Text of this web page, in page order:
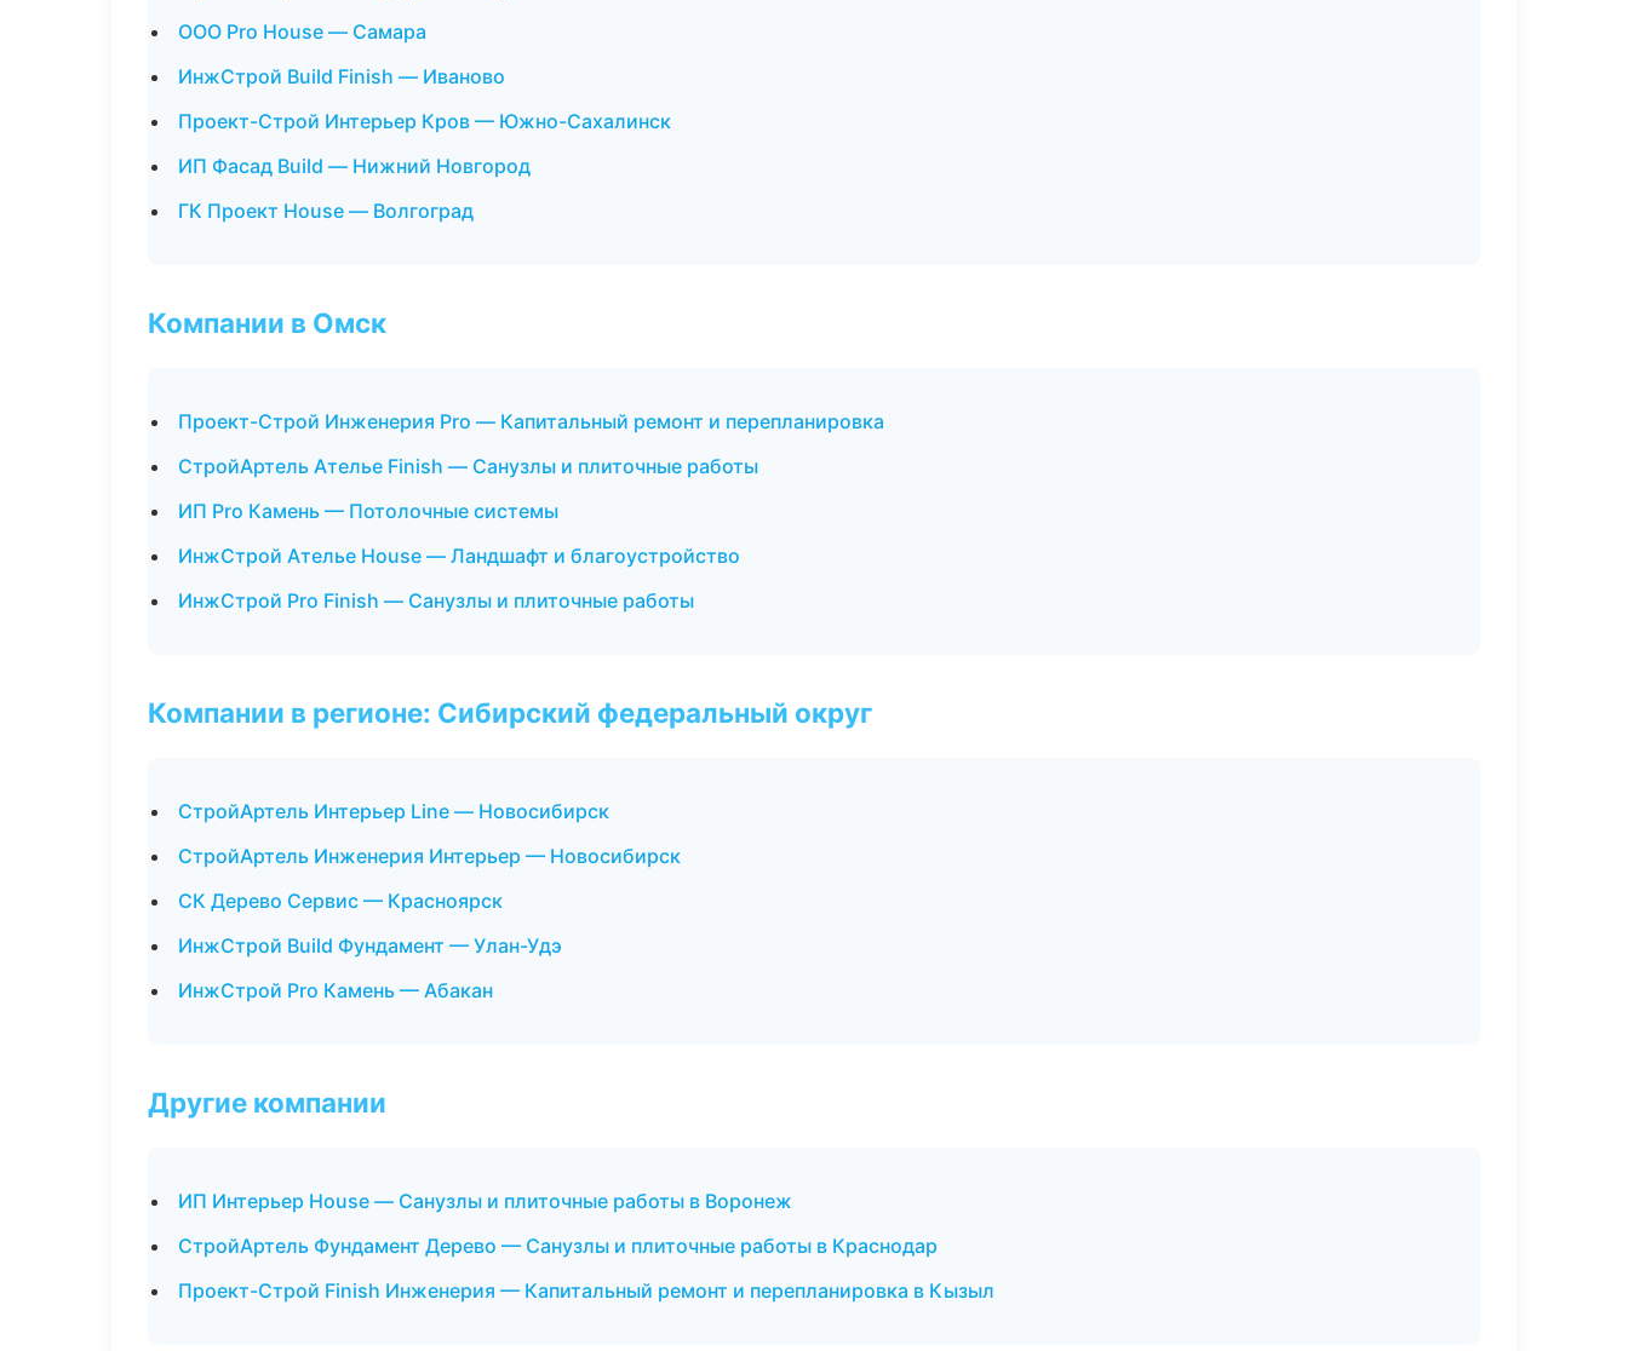
ООО Pro House — Самара
ИнжСтрой Build Finish — Иваново
Проект-Строй Интерьер Кров — Южно-Сахалинск
ИП Фасад Build — Нижний Новгород
ГК Проект House — Волгоград
Компании в Омск
Проект-Строй Инженерия Pro — Капитальный ремонт и перепланировка
СтройАртель Ателье Finish — Санузлы и плиточные работы
ИП Pro Камень — Потолочные системы
ИнжСтрой Ателье House — Ландшафт и благоустройство
ИнжСтрой Pro Finish — Санузлы и плиточные работы
Компании в регионе: Сибирский федеральный округ
СтройАртель Интерьер Line — Новосибирск
СтройАртель Инженерия Интерьер — Новосибирск
СК Дерево Сервис — Красноярск
ИнжСтрой Build Фундамент — Улан-Удэ
ИнжСтрой Pro Камень — Абакан
Другие компании
ИП Интерьер House — Санузлы и плиточные работы в Воронеж
СтройАртель Фундамент Дерево — Санузлы и плиточные работы в Краснодар
Проект-Строй Finish Инженерия — Капитальный ремонт и перепланировка в Кызыл